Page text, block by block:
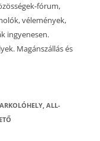
fórum,
vélemények,
ingyenesen.
Magánszállás és
ALL-